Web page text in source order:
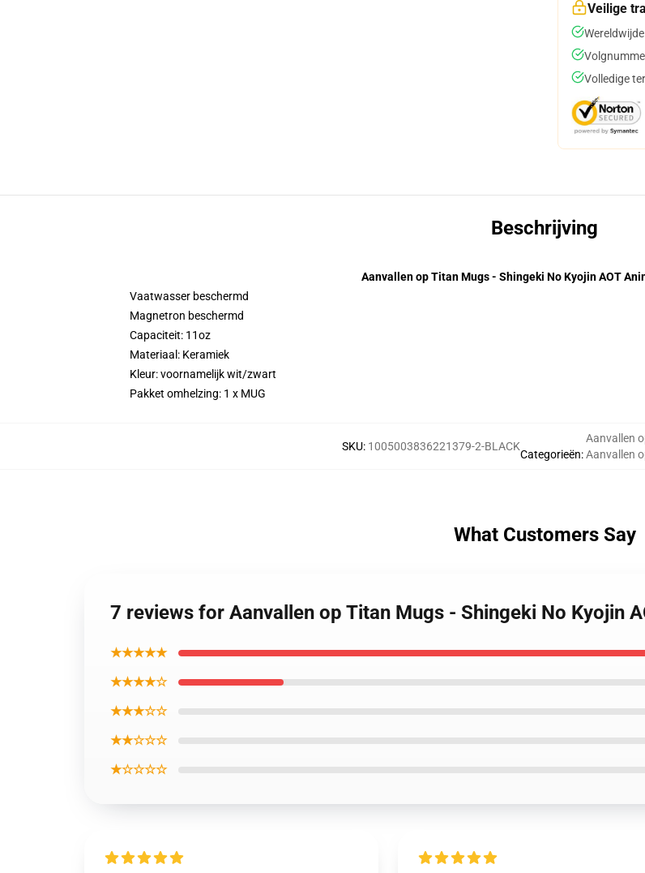
Veilige
Volledige
Beschrijving
Aanvallen op Titan Mugs - Shingeki No Kyojin AOT
Vaatwasser beschermd
Magnetron beschermd
Capaciteit: 11oz
Materiaal: Keramiek
Kleur: voornamelijk wit/zwart
Pakket omhelzing: 1 x MUG
SKU: 1005003836221379-2-BLACK
Categorieën:
Aanvallen
Aanvallen
What Customers Say
7 reviews for Aanvallen op Titan Mugs - Shingeki No Kyojin
★★★★★
★★★★☆
★★★☆☆
★★☆☆☆
★☆☆☆☆